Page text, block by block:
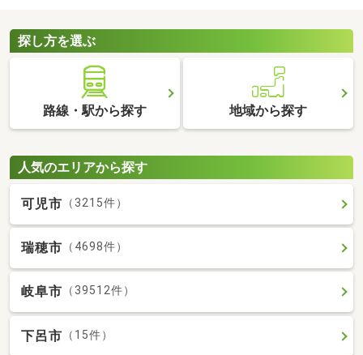
探し方を選ぶ
路線・駅から探す 地域から探す
人気のエリアから探す
可児市 （3215件）
瑞穂市 （4698件）
岐阜市 （39512件）
下呂市 （15件）